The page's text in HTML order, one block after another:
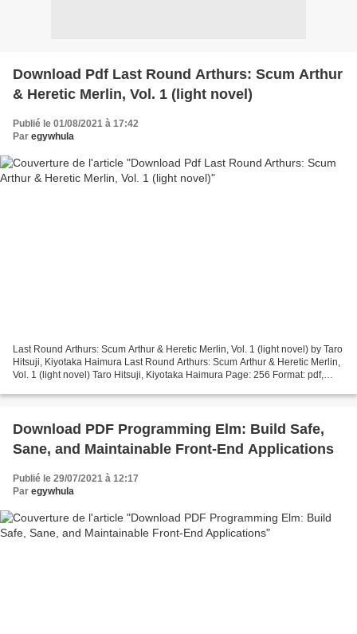
Download Pdf Last Round Arthurs: Scum Arthur
& Heretic Merlin, Vol. 1 (light novel)
Publié le 01/08/2021 à 17:42
Par egywhula
Last Round Arthurs: Scum Arthur & Heretic Merlin, Vol. 1 (light novel) by Taro
Hitsuji, Kiyotaka Haimura Last Round Arthurs: Scum Arthur & Heretic Merlin,
Vol. 1 (light novel) Taro Hitsuji, Kiyotaka Haimura Page: 256 Format: pdf,
Download PDF Programming Elm: Build Safe,
Sane, and Maintainable Front-End Applications
Publié le 29/07/2021 à 12:17
Par egywhula